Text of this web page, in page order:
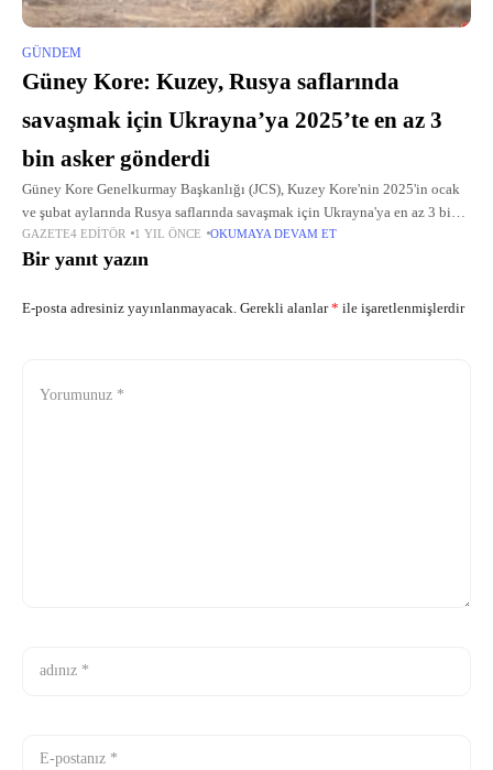
GÜNDEM
Güney Kore: Kuzey, Rusya saflarında
savaşmak için Ukrayna’ya 2025’te en az 3
bin asker gönderdi
Güney Kore Genelkurmay Başkanlığı (JCS), Kuzey Kore'nin 2025'in ocak
ve şubat aylarında Rusya saflarında savaşmak için Ukrayna'ya en az 3 bin
asker gönderdiğini açıkladı. Yonhap'ın haberine göre, basındaki Kuzey'in
2025'te
GAZETE4 EDITÖR 1 YIL ÖNCE OKUMAYA DEVAM ET
Bir yanıt yazın
E-posta adresiniz yayınlanmayacak. Gerekli alanlar* ile işaretlenmişlerdir